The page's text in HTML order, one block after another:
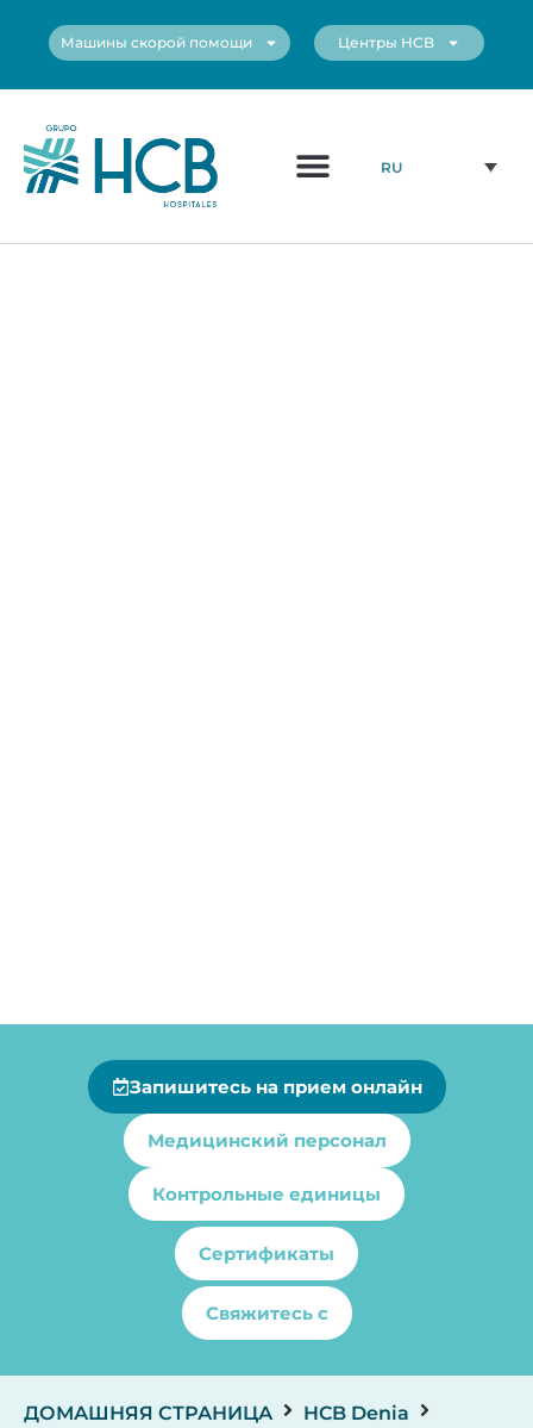
Машины скорой помощи Центры HCB
RU
Запишитесь на прием онлайн
Медицинский персонал
Контрольные единицы
Сертификаты
Свяжитесь с
ДОМАШНЯЯ СТРАНИЦА
HCB Denia